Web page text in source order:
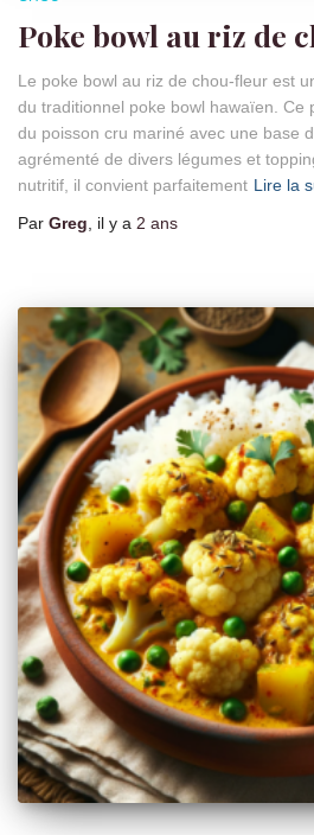
Poke bowl au riz de
Le poke bowl au riz de chou-fleur est
du traditionnel poke bowl hawaïen. Ce
du poisson cru mariné avec une base
agrémenté de divers légumes et
nutritif, il convient parfaitement Lire la
Par Greg , il y a 2 ans